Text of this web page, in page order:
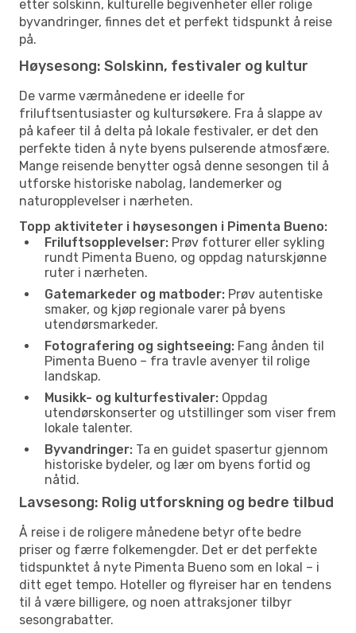
etter solskinn, kulturelle begivenheter eller rolige
byvandringer, finnes det et perfekt tidspunkt å reise
på.
Høysesong: Solskinn, festivaler og kultur
De varme værmånedene er ideelle for
friluftsentusiaster og kultursøkere. Fra å slappe av
på kafeer til å delta på lokale festivaler, er det den
perfekte tiden å nyte byens pulserende atmosfære.
Mange reisende benytter også denne sesongen til å
utforske historiske nabolag, landemerker og
naturopplevelser i nærheten.
Topp aktiviteter i høysesongen i Pimenta Bueno:
Friluftsopplevelser: Prøv fotturer eller sykling
rundt Pimenta Bueno, og oppdag naturskjønne
ruter i nærheten.
Gatemarkeder og matboder: Prøv autentiske
smaker, og kjøp regionale varer på byens
utendørsmarkeder.
Fotografering og sightseeing: Fang ånden til
Pimenta Bueno – fra travle avenyer til rolige
landskap.
Musikk- og kulturfestivaler: Oppdag
utendørskonserter og utstillinger som viser frem
lokale talenter.
Byvandringer: Ta en guidet spasertur gjennom
historiske bydeler, og lær om byens fortid og
nåtid.
Lavsesong: Rolig utforskning og bedre tilbud
Å reise i de roligere månedene betyr ofte bedre
priser og færre folkemengder. Det er det perfekte
tidspunktet å nyte Pimenta Bueno som en lokal – i
ditt eget tempo. Hoteller og flyreiser har en tendens
til å være billigere, og noen attraksjoner tilbyr
sesongrabatter.